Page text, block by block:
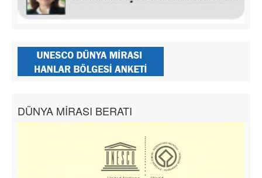
DÜNYA MİRASI BERATI